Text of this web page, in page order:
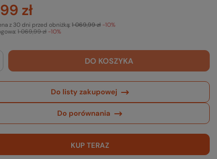
zł
1 069,99 zł -10%
z 30 dni przed obniżką:1 069,99 zł -10%
DO KOSZYKA
Do listy zakupowej
Do porównania
KUP TERAZ